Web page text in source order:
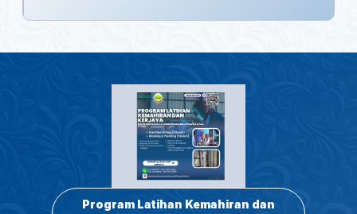
Program Latihan Kemahiran dan